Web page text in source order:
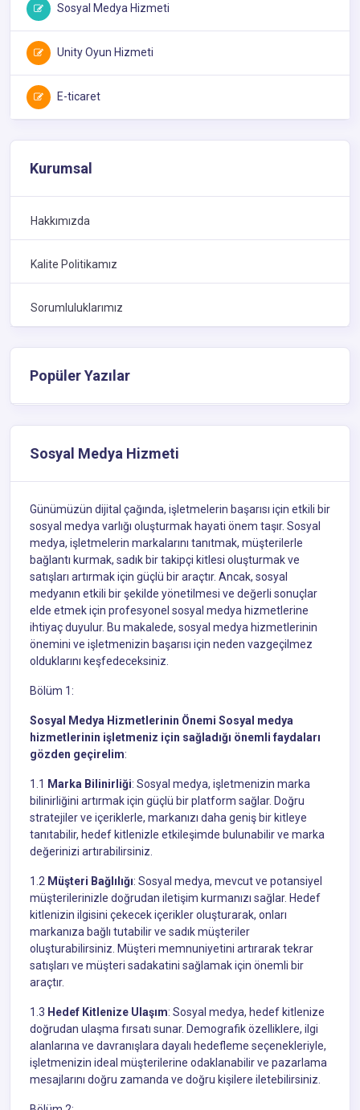
Sosyal Medya Hizmeti
Unity Oyun Hizmeti
E-ticaret
Kurumsal
Hakkımızda
Kalite Politikamız
Sorumluluklarımız
Popüler Yazılar
Sosyal Medya Hizmeti
Günümüzün dijital çağında, işletmelerin başarısı için etkili bir
sosyal medya varlığı oluşturmak hayati önem taşır. Sosyal
medya, işletmelerin markalarını tanıtmak, müşterilerle
bağlantı kurmak, sadık bir takipçi kitlesi oluşturmak ve
satışları artırmak için güçlü bir araçtır. Ancak, sosyal
medyanın etkili bir şekilde yönetilmesi ve değerli sonuçlar
elde etmek için profesyonel sosyal medya hizmetlerine
ihtiyaç duyulur. Bu makalede, sosyal medya hizmetlerinin
önemini ve işletmenizin başarısı için neden vazgeçilmez
olduklarını keşfedeceksiniz.
Bölüm 1:
Sosyal Medya Hizmetlerinin Önemi Sosyal medya
hizmetlerinin işletmeniz için sağladığı önemli faydaları
gözden geçirelim:
1.1 Marka Bilinirliği: Sosyal medya, işletmenizin marka
bilinirliğini artırmak için güçlü bir platform sağlar. Doğru
stratejiler ve içeriklerle, markanızı daha geniş bir kitleye
tanıtabilir, hedef kitlenizle etkileşimde bulunabilir ve marka
değerinizi artırabilirsiniz.
1.2 Müşteri Bağlılığı: Sosyal medya, mevcut ve potansiyel
müşterilerinizle doğrudan iletişim kurmanızı sağlar. Hedef
kitlenizin ilgisini çekecek içerikler oluşturarak, onları
markanıza bağlı tutabilir ve sadık müşteriler
oluşturabilirsiniz. Müşteri memnuniyetini artırarak tekrar
satışları ve müşteri sadakatini sağlamak için önemli bir
araçtır.
1.3 Hedef Kitlenize Ulaşım: Sosyal medya, hedef kitlenize
doğrudan ulaşma fırsatı sunar. Demografik özelliklere, ilgi
alanlarına ve davranışlara dayalı hedefleme seçenekleriyle,
işletmenizin ideal müşterilerine odaklanabilir ve pazarlama
mesajlarını doğru zamanda ve doğru kişilere iletebilirsiniz.